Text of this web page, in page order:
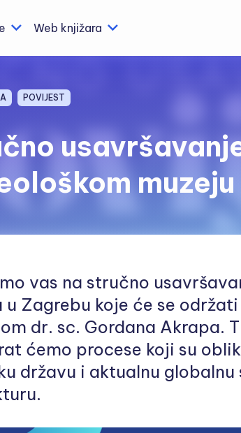
Web knjižara
POVIJEST
vas na stručno
u Zagrebu koje će se
dr. sc. Gordana Akrapa.
ćemo procese koji su
državu i aktualnu globalnu